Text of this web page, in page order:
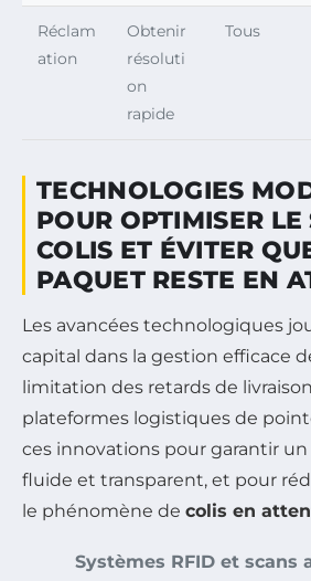
Réclam
ation
Obtenir
résoluti
on
rapide
Tous
TECHNOLOGIES
POUR OPTIMISER LE
COLIS ET ÉVITER
PAQUET RESTE EN
Les avancées technologiques
capital dans la gestion efficace
limitation des retards de
plateformes logistiques de
ces innovations pour garantir un
fluide et transparent, et pour
le phénomène de colis en
Systèmes RFID et scans